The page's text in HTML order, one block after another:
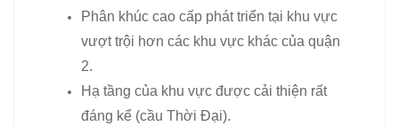
Phân khúc cao cấp phát triển tại khu vực
vượt trội hơn các khu vực khác của quận
2.
Hạ tầng của khu vực được cải thiện rất
đáng kể (cầu Thời Đại).